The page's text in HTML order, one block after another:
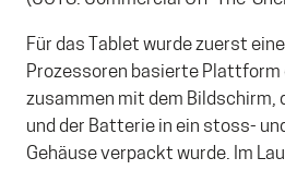
Für das Tablet wurde zuerst
Prozessoren basierte
zusammen mit dem Bildschirm,
und der Batterie in ein stoss-
Gehäuse verpackt wurde. Im